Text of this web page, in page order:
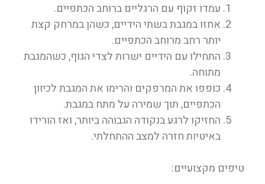
עמדו זקוף עם הרגליים ברוחב הכתפיים.
אחזו במגבת בשתי הידיים, כשהן במרחק קצת
יותר רחב מרוחב הכתפיים.
התחילו עם הידיים ישרות לצדי הגוף, כשהמגבת
מתוחה.
כופפו את המרפקים והרימו את המגבת לכיוון
הכתפיים, תוך שמירה על מתח במגבת.
החזיקו לרגע בנקודה הגבוהה ביותר, ואז הורידו
באיטיות חזרה למצב ההתחלתי.
טיפים מקצועיים: